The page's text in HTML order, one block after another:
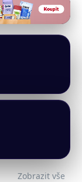
Zobrazit vše